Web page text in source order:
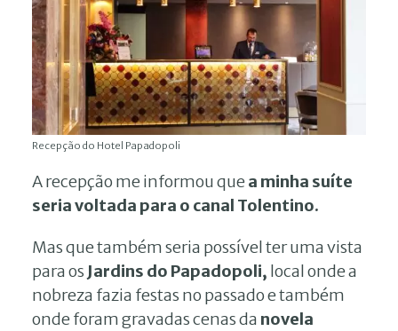
Recepção do Hotel Papadopoli
A recepção me informou quea minha suíte
seria voltada para o canal Tolentino.
Mas que também seria possível ter uma vista
para os Jardins do Papadopoli, local onde a
nobreza fazia festas no passado e também
onde foram gravadas cenas da novela